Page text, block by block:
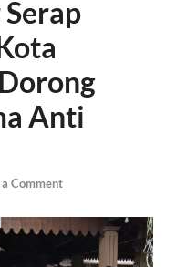
Anti
a Comment